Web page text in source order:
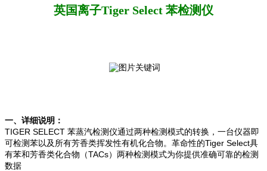
英国离子Tiger Select 苯检测仪
一、详细说明：
TIGER SELECT 苯蒸汽检测仪通过两种检测模式的转换，一台仪器即
可检测苯以及所有芳香类挥发性有机化合物。革命性的Tiger Select具
有苯和芳香类化合物（TACs）两种检测模式为你提供准确可靠的检测
数据